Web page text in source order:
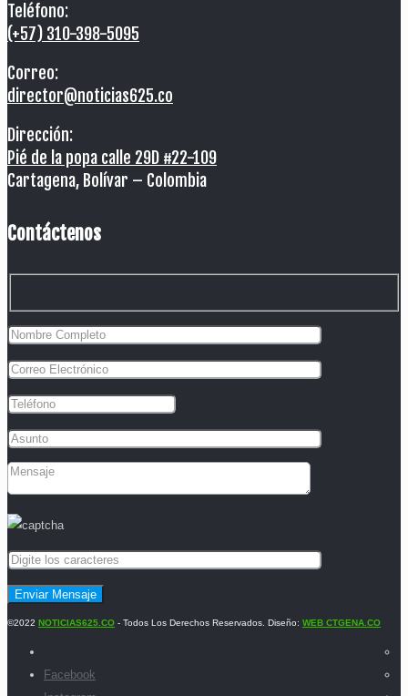
Teléfono:
(+57) 310-398-5095
Correo:
director@noticias625.co
Dirección:
Pié de la popa calle 29D #22-109
Cartagena, Bolívar – Colombia
Contáctenos
©2022 NOTICIAS625.CO - Todos Los Derechos Reservados. Diseño: WEB CTGENA.CO
Facebook